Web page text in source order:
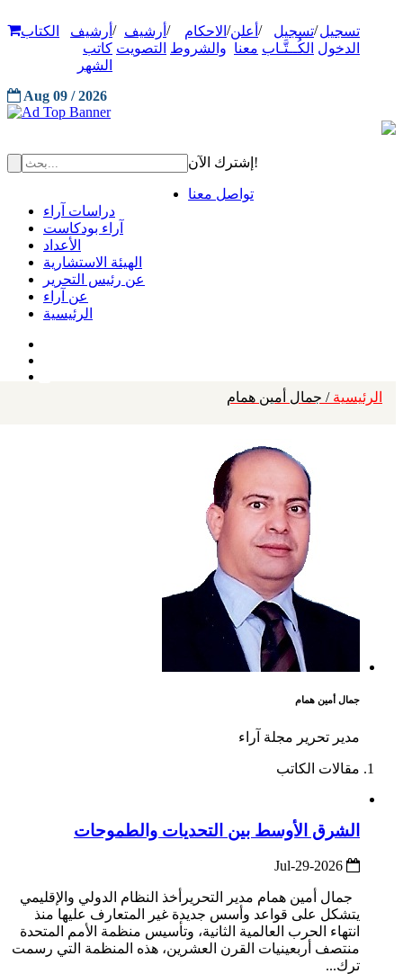
تسجيل
الدخول
/تسجيل
الكُــتَّـاب
/ أعلن
معنا
/ الاحكام
والشروط
/ أرشيف
التصويت
/ أرشيف
كاتب
الشهر
الكتاب
Aug 09 / 2026
إشترك الآن!
تواصل معنا
دراسات آراء
آراء بودكاست
الأعداد
الهيئة الاستشارية
عن رئيس التحرير
عن آراء
الرئيسية
الرئيسية / جمال أمين همام
جمال أمين همام
مدير تحرير مجلة آراء
مقالات الكاتب
الشرق الأوسط بين التحديات والطموحات
جمال أمين همام مدير التحريرأخذ النظام الدولي والإقليمي
يتشكل على قواعد وأسس جديدة غير المتعارف عليها منذ
انتهاء الحرب العالمية الثانية، وتأسيس منظمة الأمم المتحدة
منتصف أربعينيات القرن العشرين، هذه المنظمة التي رسمت
ترك...